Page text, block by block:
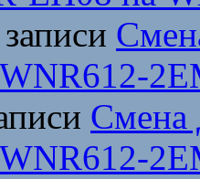
Смена